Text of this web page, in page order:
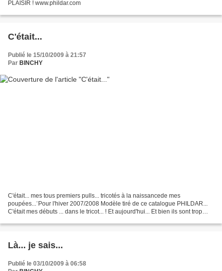
PLAISIR ! www.phildar.com
C'était...
Publié le 15/10/2009 à 21:57
Par BINCHY
C'était... mes tous premiers pulls... tricotés à la naissancede mes
poupées...¨Pour l'hiver 2007/2008 Modèle tiré de ce catalogue PHILDAR...
C'était mes débuts ... dans le tricot... ! Et aujourd'hui... Et bien ils sont trop
Là... je sais...
Publié le 03/10/2009 à 06:58